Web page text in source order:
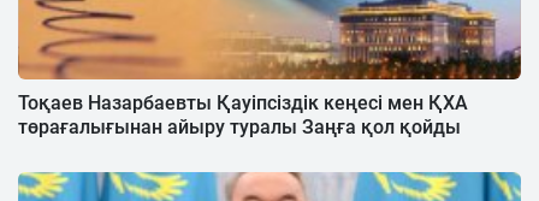
Тоқаев Назарбаевты Қауіпсіздік кеңесі мен ҚХА
төрағалығынан айыру туралы Заңға қол қойды